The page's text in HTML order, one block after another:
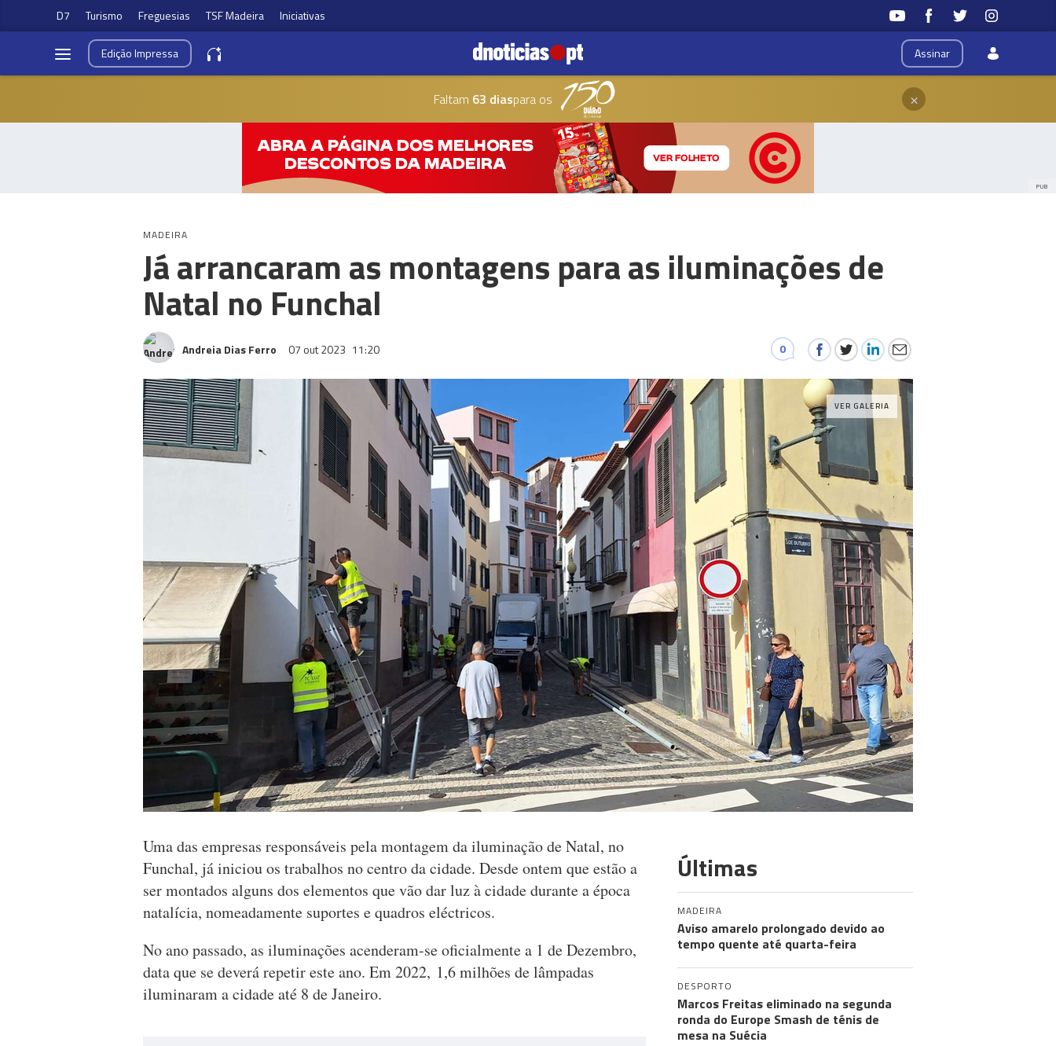
D7 Turismo Freguesias TSF Madeira Iniciativas
Assinar
EdiçãoImpressa
Faltam 63 diaspara os ×
PUB
MADEIRA
Já arrancaram as montagens para as iluminações de
Natal no Funchal
Andreia Dias Ferro 07 out 2023 11:20 0
VER GALERIA
Uma das empresas responsáveis pela montagem da iluminação de Natal, no
Funchal, já iniciou os trabalhos no centro da cidade. Desde ontem que estão a
ser montados alguns dos elementos que vão dar luz à cidade durante a época
natalícia, nomeadamente suportes e quadros eléctricos.
No ano passado, as iluminações acenderam-se oficialmente a 1 de Dezembro,
data que se deverá repetir este ano. Em 2022, 1,6 milhões de lâmpadas
iluminaram a cidade até 8 de Janeiro.
Últimas
MADEIRA
Aviso amarelo prolongado devido ao
tempo quente até quarta-feira
DESPORTO
Marcos Freitas eliminado na segunda
ronda do Europe Smash de ténis de
mesa na Suécia